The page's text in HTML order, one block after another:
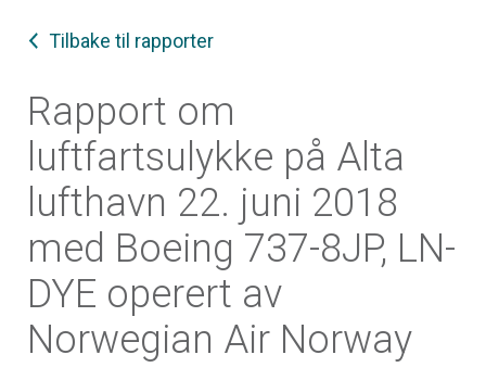
Tilbake til rapporter
Rapport om
luftfartsulykke på Alta
lufthavn 22. juni 2018
med Boeing 737-8JP, LN-
DYE operert av
Norwegian Air Norway